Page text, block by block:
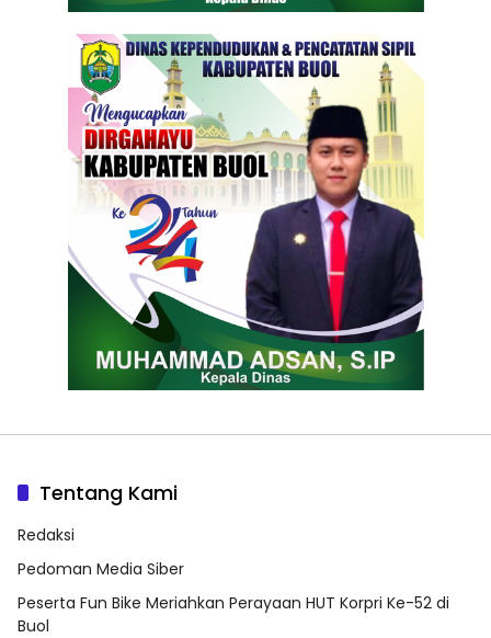
Tentang Kami
Redaksi
Pedoman Media Siber
Peserta Fun Bike Meriahkan Perayaan HUT Korpri Ke-52 di
Buol